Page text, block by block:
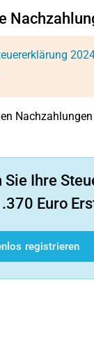
Sie Ihre
Euro
registrieren